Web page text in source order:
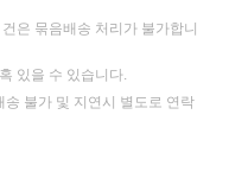
은 묶음배송 처리가 불가합니
있을 수 있습니다.
불가 및 지연시 별도로 연락